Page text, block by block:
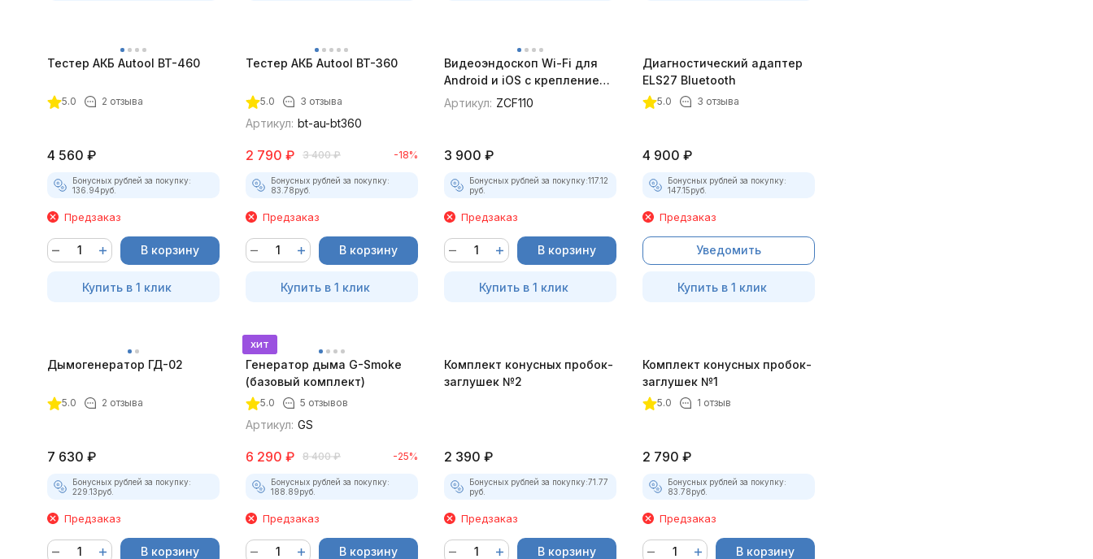
Тестер АКБ Autool BT-460
5.0 2 отзыва
4 560 ₽
Бонусных рублей за покупку:
136.94руб.
Предзаказ
В корзину
Купить в 1 клик
Тестер АКБ Autool BT-360
5.0 3 отзыва
Артикул: bt-au-bt360
2 790 ₽ 3 400 ₽ -18%
Бонусных рублей за покупку:
83.78руб.
Предзаказ
В корзину
Купить в 1 клик
Видеоэндоскоп Wi-Fi для
Android и iOS с креплением
для смартфона
Артикул: ZCF110
3 900 ₽
Бонусных рублей за покупку:117.12
руб.
Предзаказ
В корзину
Купить в 1 клик
Диагностический адаптер
ELS27 Bluetooth
5.0 3 отзыва
4 900 ₽
Бонусных рублей за покупку:
147.15руб.
Предзаказ
Уведомить
Купить в 1 клик
Дымогенератор ГД-02
5.0 2 отзыва
7 630 ₽
Бонусных рублей за покупку:
229.13руб.
Предзаказ
В корзину
хит
Генератор дыма G-Smoke
(базовый комплект)
5.0 5 отзывов
Артикул: GS
6 290 ₽ 8 400 ₽ -25%
Бонусных рублей за покупку:
188.89руб.
Предзаказ
В корзину
Комплект конусных пробок-
заглушек №2
2 390 ₽
Бонусных рублей за покупку:71.77
руб.
Предзаказ
В корзину
Комплект конусных пробок-
заглушек №1
5.0 1 отзыв
2 790 ₽
Бонусных рублей за покупку:
83.78руб.
Предзаказ
В корзину